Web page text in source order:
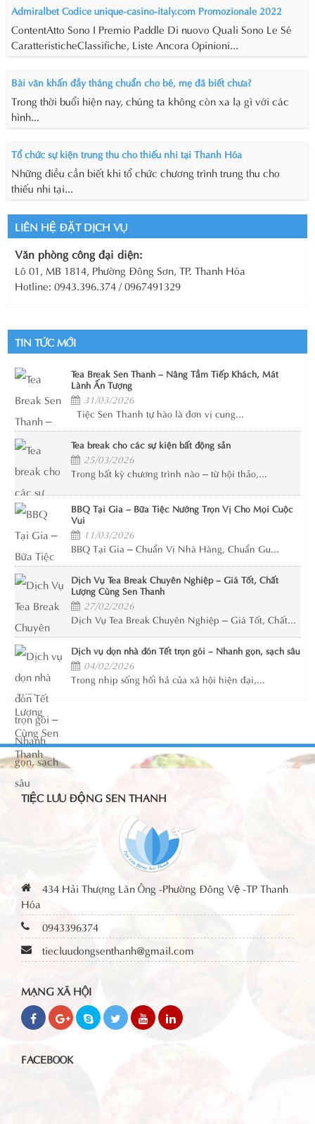
Admiralbet Codice unique-casino-italy.com Promozionale 2022
ContentAtto Sono I Premio Paddle Di nuovo Quali Sono Le Sé
CaratteristicheClassifiche, Liste Ancora Opinioni...
Bài văn khấn đầy tháng chuẩn cho bé, mẹ đã biết chưa?
Trong thời buổi hiện nay, chúng ta không còn xa lạ gì với các
hình...
Tổ chức sự kiện trung thu cho thiếu nhi tại Thanh Hóa
Những điều cần biết khi tổ chức chương trình trung thu cho
thiếu nhi tại...
LIÊN HỆ ĐẶT DỊCH VỤ
Văn phòng công đại diện:
Lô 01, MB 1814, Phường Đông Sơn, TP. Thanh Hóa
Hotline: 0943.396.374 / 0967491329
TIN TỨC MỚI
Tea Break Sen Thanh – Nâng Tầm Tiếp Khách, Mát
Lành Ấn Tượng
31/03/2026
Tiệc Sen Thanh tự hào là đơn vị cung...
Tea break cho các sự kiện bất động sản
25/03/2026
Trong bất kỳ chương trình nào – từ hội thảo,...
BBQ Tại Gia – Bữa Tiệc Nướng Trọn Vị Cho Mọi Cuộc
Vui
11/03/2026
BBQ Tại Gia – Chuẩn Vị Nhà Hàng, Chuẩn Gu...
Dịch Vụ Tea Break Chuyên Nghiệp – Giá Tốt, Chất
Lượng Cùng Sen Thanh
27/02/2026
Dịch Vụ Tea Break Chuyên Nghiệp – Giá Tốt, Chất...
Dịch vụ dọn nhà đón Tết trọn gói – Nhanh gọn, sạch sâu
04/02/2026
Trong nhịp sống hối hả của xã hội hiện đại,...
TIỆC LƯU ĐỘNG SEN THANH
434 Hải Thượng Lãn Ông -Phường Đông Vệ -TP Thanh
Hóa
0943396374
tiecluudongsenthanh@gmail.com
MẠNG XÃ HỘI
FACEBOOK